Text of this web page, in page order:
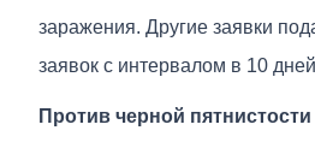
заражения. Другие заявки
заявок с интервалом в 10
Против черной